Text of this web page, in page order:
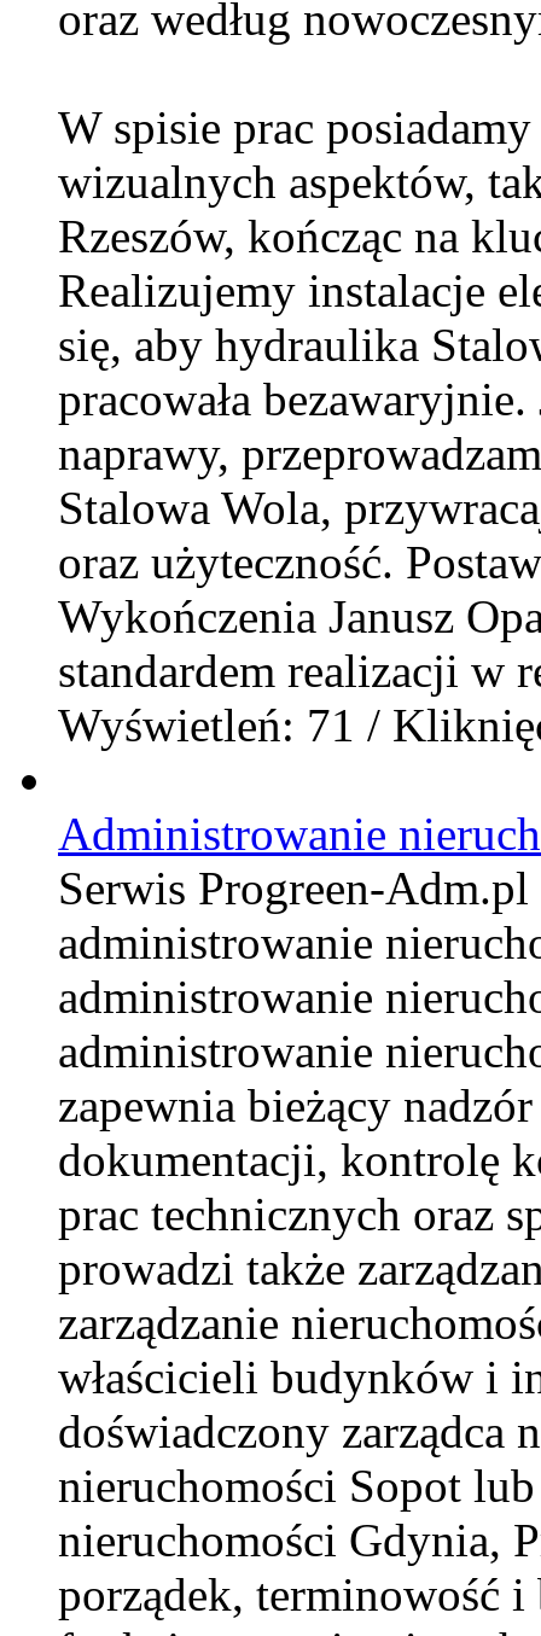
oraz według
W spisie prac
wizualnych aspektów,
Rzeszów, kończąc na
Realizujemy instalacje
się, aby hydraulika
pracowała
naprawy,
Stalowa Wola,
oraz użyteczność.
Wykończenia Janusz
standardem realizacji w
Wyświetleń: 71 /
Administrowanie
Serwis Progreen-
administrowanie
administrowanie
administrowanie
zapewnia bieżący
dokumentacji, kontrolę
prac technicznych oraz
prowadzi także
zarządzanie
właścicieli budynków i
doświadczony zarządca
nieruchomości Sopot
nieruchomości Gdynia,
porządek, terminowość